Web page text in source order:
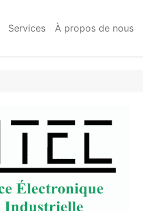
Services À propos de nous